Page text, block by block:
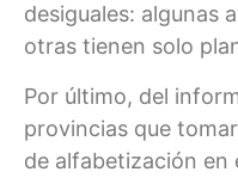
desiguales: algunas
otras tienen solo
Por último, del
provincias que
de alfabetización en